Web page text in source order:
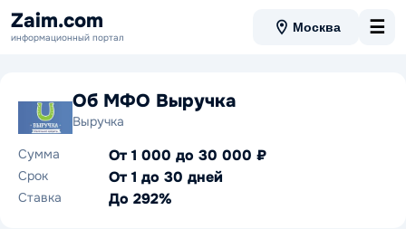
Zaim.com
информационный портал
Москва ☰
Об МФО Выручка
Выручка
Сумма
От 1 000 до 30 000 ₽
Срок От 1 до 30 дней
Ставка До 292%